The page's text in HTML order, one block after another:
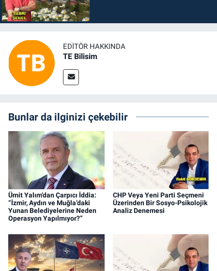
EDITÖR HAKKINDA
TE Bilisim
Bunlar da ilginizi çekebilir
Ümit Yalım’dan Çarpıcı İddia:
“İzmir, Aydın ve Muğla’daki
Yunan Belediyelerine Neden
Operasyon Yapılmıyor?”
CHP Veya Yeni Parti Seçmeni
Üzerinden Bir Sosyo-Psikolojik
Analiz Denemesi